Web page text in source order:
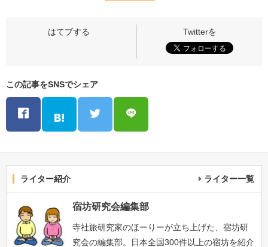
この記事をSNSでシェア
ライター紹介 ライター一覧
宿坊研究会編集部
寺社旅研究家のほーりーが立ち上げた、宿坊研
究会の編集部。日本全国300件以上の宿坊を紹介